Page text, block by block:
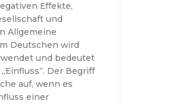
Effekte,
und
Allgemeine
Deutschen wird
und bedeutet
Der Begriff
auf, wenn es
einer